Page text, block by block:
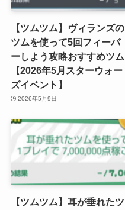
【ツムツム】ヴィランズの
ツムを使って5回フィーバ
ーしよう攻略おすすめツム
【2026年5月スターウォー
ズイベント】
2026年5月9日
【ツムツム】耳が垂れたツ